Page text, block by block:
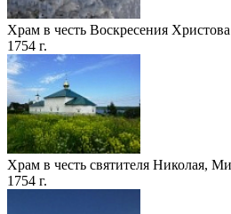
Храм в честь Воскресения Христова
1754 г.
Храм в честь святителя Николая,
1754 г.